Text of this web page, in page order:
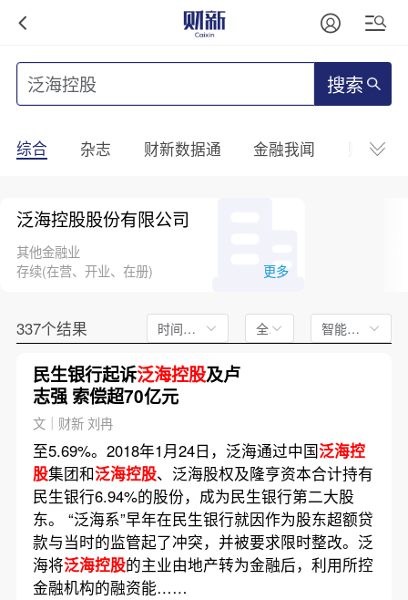
搜索
综合 杂志 财新数据通 金融我闻 财新
泛海控股股份有限公司
其他金融业
存续(在营、开业、在册)
更多
337个结果 时间不限 全文 智能排序
民生银行起诉泛海控股及卢
志强 索偿超70亿元
文｜财新 刘冉
至5.69%。2018年1月24日，泛海通过中国泛海控
股集团和泛海控股、泛海股权及隆亨资本合计持有
民生银行6.94%的股份，成为民生银行第二大股
东。 “泛海系”早年在民生银行就因作为股东超额贷
款与当时的监管起了冲突，并被要求限时整改。泛
海将泛海控股的主业由地产转为金融后，利用所控
金融机构的融资能……